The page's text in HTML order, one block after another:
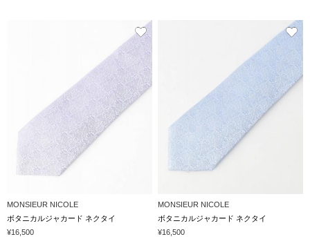
MONSIEUR NICOLE
ボタニカルジャカード ネクタイ
¥16,500
MONSIEUR NICOLE
ボタニカルジャカード ネクタイ
¥16,500